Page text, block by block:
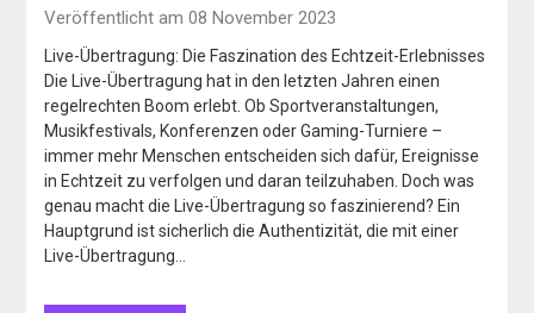
Veröffentlicht am 08 November 2023
Live-Übertragung: Die Faszination des Echtzeit-Erlebnisses
Die Live-Übertragung hat in den letzten Jahren einen
regelrechten Boom erlebt. Ob Sportveranstaltungen,
Musikfestivals, Konferenzen oder Gaming-Turniere –
immer mehr Menschen entscheiden sich dafür, Ereignisse
in Echtzeit zu verfolgen und daran teilzuhaben. Doch was
genau macht die Live-Übertragung so faszinierend? Ein
Hauptgrund ist sicherlich die Authentizität, die mit einer
Live-Übertragung…